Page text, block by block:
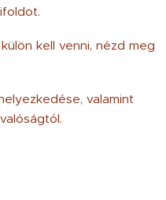
kell venni, nézd meg
valamint